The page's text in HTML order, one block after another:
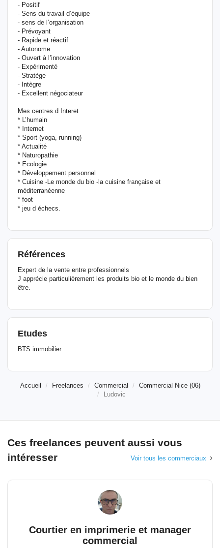
- Positif
- Sens du travail d’équipe
- sens de l’organisation
- Prévoyant
- Rapide et réactif
- Autonome
- Ouvert à l’innovation
- Expérimenté
- Stratège
- Intègre
- Excellent négociateur
Mes centres d Interet
* L’humain
* Internet
* Sport (yoga, running)
* Actualité
* Naturopathie
* Ecologie
* Développement personnel
* Cuisine -Le monde du bio -la cuisine française et
méditerranéenne
* foot
* jeu d échecs.
Références
Expert de la vente entre professionnels
J apprécie particulièrement les produits bio et le monde du bien
être.
Etudes
BTS immobilier
Accueil Freelances Commercial
Commercial Nice (06)
Ludovic
Ces freelances peuvent aussi vous
intéresser
Voir tous les commerciaux
Courtier en imprimerie et manager
commercial